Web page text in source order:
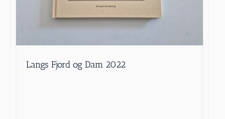
Langs Fjord og Dam 2022